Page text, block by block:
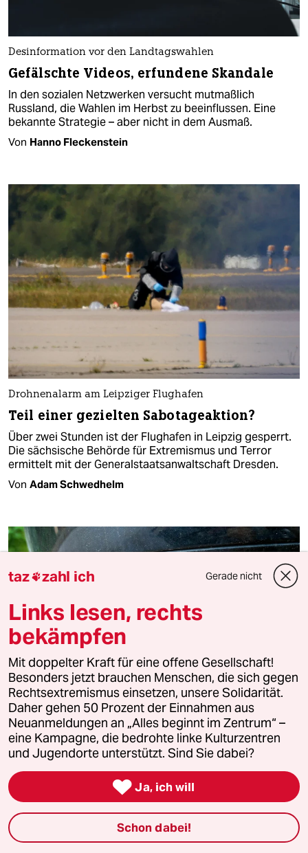
Desinformation vor den Landtagswahlen
Gefälschte Videos, erfundene Skandale
In den sozialen Netzwerken versucht mutmaßlich
Russland, die Wahlen im Herbst zu beeinflussen. Eine
bekannte Strategie – aber nicht in dem Ausmaß.
Von Hanno Fleckenstein
Drohnenalarm am Leipziger Flughafen
Teil einer gezielten Sabotageaktion?
Über zwei Stunden ist der Flughafen in Leipzig gesperrt.
Die sächsische Behörde für Extremismus und Terror
ermittelt mit der Generalstaatsanwaltschaft Dresden.
Von Adam Schwedhelm
Russische Provokationen
Anklage wegen Bauschaumattacken auf
Pkws
Vier Ulmer verstopften vor der Bundestagswahl 2025
Anklage erhoben. Offenbar schickte Russland sie los.
Von Konrad Litschko und Anne Fromm
taz zahl ich Gerade nicht
Links lesen, rechts
bekämpfen
Mit doppelter Kraft für eine offene Gesellschaft!
Besonders jetzt brauchen Menschen, die sich gegen
Rechtsextremismus einsetzen, unsere Solidarität.
Daher gehen 50 Prozent der Einnahmen aus
Neuanmeldungen an „Alles beginnt im Zentrum“ –
eine Kampagne, die bedrohte linke Kulturzentren
und Jugendorte unterstützt. Sind Sie dabei?
 Ja, ich will
Schon dabei!